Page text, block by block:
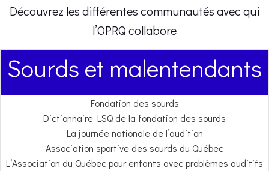
Découvrez les différentes communautés avec qui
l’OPRQ collabore
Sourds et malentendants
Fondation des sourds
Dictionnaire LSQ de la fondation des sourds
La journée nationale de l’audition
Association sportive des sourds du Québec
L’Association du Québec pour enfants avec problèmes auditifs